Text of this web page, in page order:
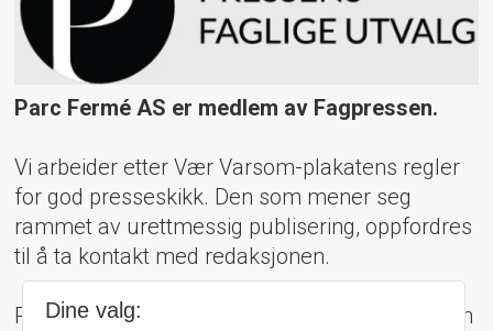
Parc Fermé AS er medlem av Fagpressen.
Vi arbeider etter Vær Varsom-plakatens regler
for god presseskikk. Den som mener seg
rammet av urettmessig publisering, oppfordres
til å ta kontakt med redaksjonen.
Pressens Faglige Utvalg (PFU) er et klageorgan
Dine valg: